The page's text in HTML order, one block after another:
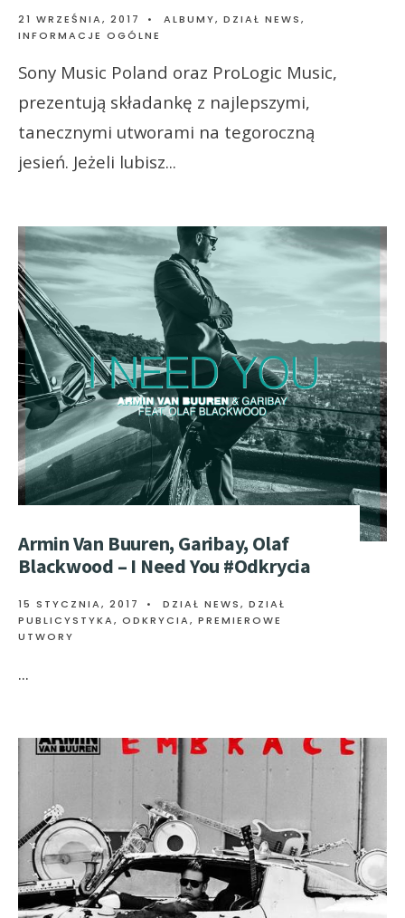
21 WRZEŚNIA, 2017 • ALBUMY, DZIAŁ NEWS,
INFORMACJE OGÓLNE
Sony Music Poland oraz ProLogic Music,
prezentują składankę z najlepszymi,
tanecznymi utworami na tegoroczną
jesień. Jeżeli lubisz...
Armin Van Buuren, Garibay, Olaf
Blackwood – I Need You #Odkrycia
15 STYCZNIA, 2017 • DZIAŁ NEWS, DZIAŁ
PUBLICYSTYKA, ODKRYCIA, PREMIEROWE
UTWORY
...